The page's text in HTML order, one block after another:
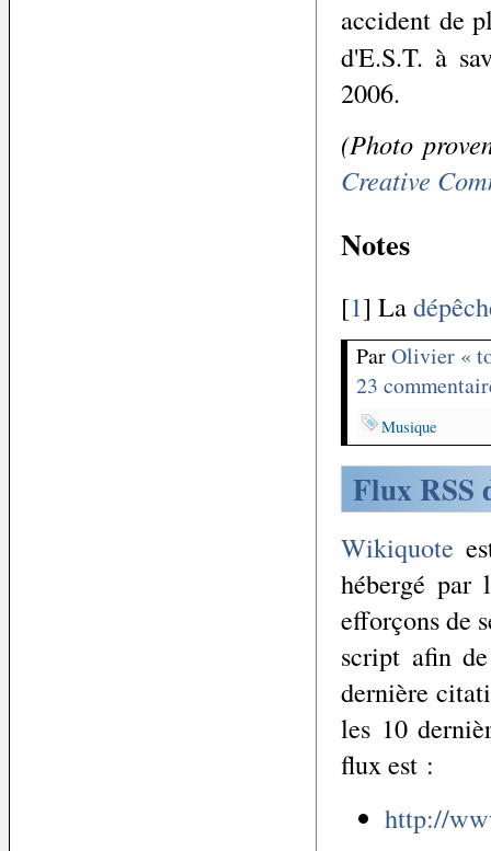
accident de
d'E.S.T. à
2006.
(Photo
Creative
Notes
[1] La
ParOlivier «
23
Musique
Flux RSS
Wikiquote
hébergé
efforçons de
script afin
dernière
les 10
flux est :
http://